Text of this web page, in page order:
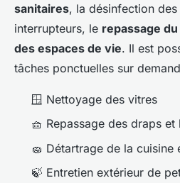
sanitaires, la désinfection
interrupteurs, le repassage
des espaces de vie. Il est
tâches ponctuelles sur
🪟 Nettoyage des vitres
🧺 Repassage des draps
🧽 Détartrage de la cuisine
🍃 Entretien extérieur de